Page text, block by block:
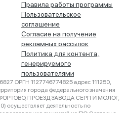
Правила работы программы
Пользовательское
соглашение
Согласие на получение
рекламных рассылок
Политика для контента,
генерируемого
пользователями
ОРГН 1127746774825 адрес 111250,
города федерального значения
ПРОЕЗД ЗАВОДА СЕРП И МОЛОТ,
деятельность по